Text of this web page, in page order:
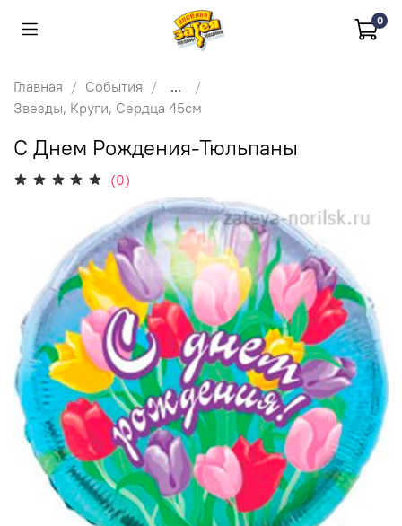
0
Главная События
...
Звезды, Круги, Сердца 45см
С Днем Рождения-Тюльпаны
(0)